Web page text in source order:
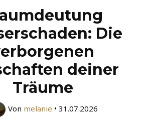
Die
deiner
Träume
Von melanie • 31.07.2026